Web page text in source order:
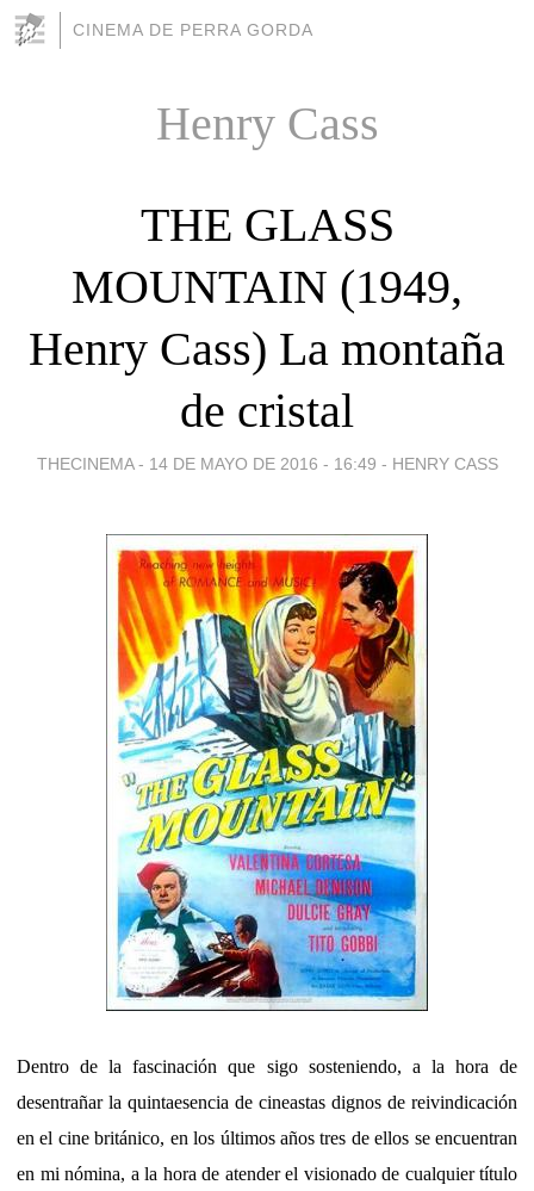
CINEMA DE PERRA GORDA
Henry Cass
THE GLASS
MOUNTAIN (1949,
Henry Cass) La montaña
de cristal
THECINEMA - 14 DE MAYO DE 2016 - 16:49 - HENRY CASS
Dentro de la fascinación que sigo sosteniendo, a la hora de
desentrañar la quintaesencia de cineastas dignos de reivindicación
en el cine británico, en los últimos años tres de ellos se encuentran
en mi nómina, a la hora de atender el visionado de cualquier título